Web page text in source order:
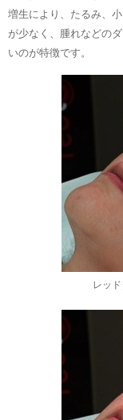
増生により、たるみ、
が少なく、腫れなどの
いのが特徴です。
レッ